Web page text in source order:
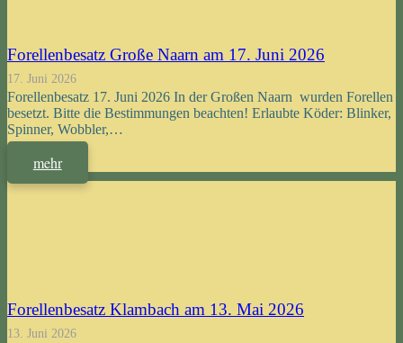
Forellenbesatz Große Naarn am 17. Juni 2026
17. Juni 2026
Forellenbesatz 17. Juni 2026 In der Großen Naarn wurden Forellen
besetzt. Bitte die Bestimmungen beachten! Erlaubte Köder: Blinker,
Spinner, Wobbler,…
mehr
Forellenbesatz Klambach am 13. Mai 2026
13. Juni 2026